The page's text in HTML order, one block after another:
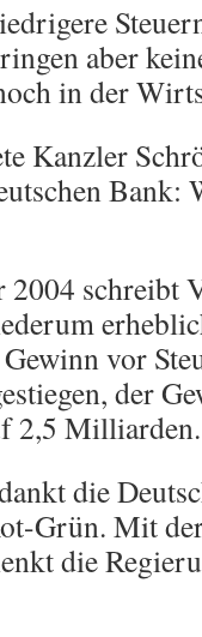
aber
in der
Kanzler
Bank:
schreibt
vor
der
2,5 Milliarden.
die
Grün. Mit
die